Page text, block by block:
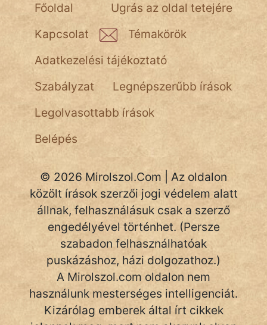
vörös ördög
nagyöreg
NapHold
pszichopati
szegény legény
Hoffer Botond
szemfüles
Ugrás az oldal tetejére
Főoldal
Kapcsolat
Témakörök
Adatkezelési tájékoztató
Szabályzat
Legnépszerűbb írások
Legolvasottabb írások
Belépés
© 2026 Mirolszol.Com | Az oldalon
közölt írások szerzői jogi védelem alatt
állnak, felhasználásuk csak a szerző
engedélyével történhet. (Persze
szabadon felhasználhatóak
puskázáshoz, házi dolgozathoz.)
A Mirolszol.com oldalon nem
használunk mesterséges intelligenciát.
Kizárólag emberek által írt cikkek